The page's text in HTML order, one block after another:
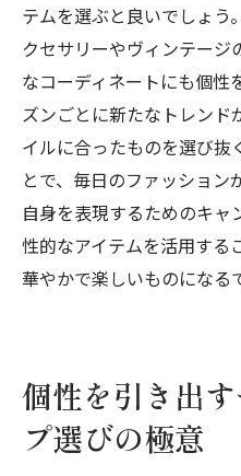
テムを選ぶと良いでしょう
クセサリーやヴィンテー
なコーディネートにも個性
ズンごとに新たなトレンド
イルに合ったものを選び抜
とで、毎日のファッショ
自身を表現するためのキャ
性的なアイテムを活用する
華やかで楽しいものになる
個性を引き出
プ選びの極意